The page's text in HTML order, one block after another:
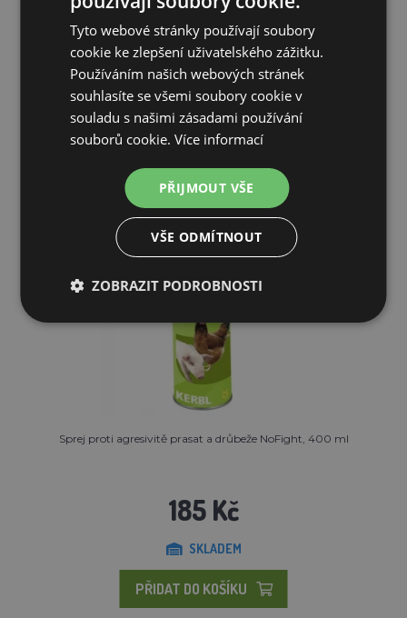
281 Kč
SKLADEM
PŘIDAT DO KOŠÍKU
Sprej proti agresivitě prasat a drůbeže NoFight, 400 ml
185 Kč
SKLADEM
PŘIDAT DO KOŠÍKU
Tyto webové stránky používají soubory
cookie ke zlepšení uživatelského zážitku.
Používáním našich webových stránek
souhlasíte se všemi soubory cookie v
souladu s našimi zásadami používání
souborů cookie.Více informací
PŘIJMOUT VŠE
VŠE ODMÍTNOUT
ZOBRAZIT PODROBNOSTI